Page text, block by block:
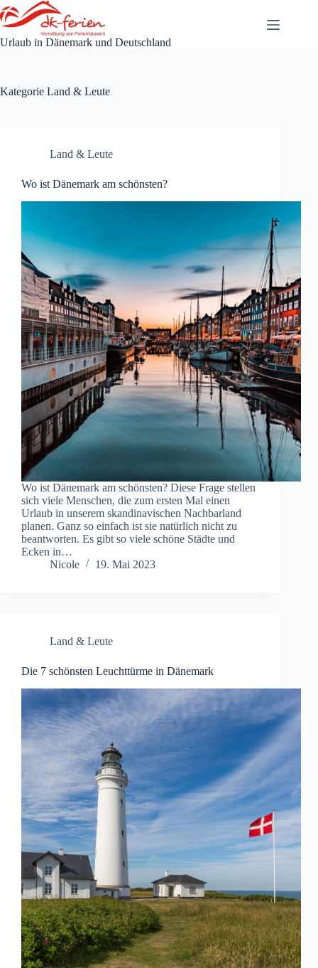
Zum
Inhalt
springen
Urlaub in Dänemark und Deutschland
Kategorie Land & Leute
Land & Leute
Wo ist Dänemark am schönsten?
Wo ist Dänemark am schönsten? Diese Frage stellen
sich viele Menschen, die zum ersten Mal einen
Urlaub in unserem skandinavischen Nachbarland
planen. Ganz so einfach ist sie natürlich nicht zu
beantworten. Es gibt so viele schöne Städte und
Ecken in…
Nicole
19. Mai 2023
Land & Leute
Die 7 schönsten Leuchttürme in Dänemark